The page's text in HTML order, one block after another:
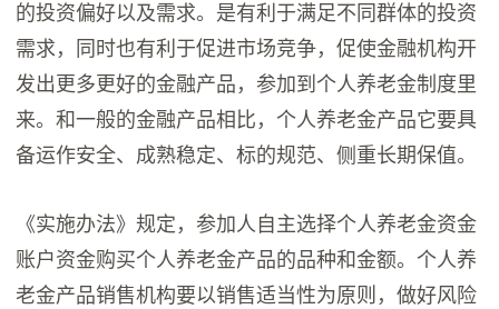
的投资偏好以及需求。是有利于满足不同群体的投资
需求，同时也有利于促进市场竞争，促使金融机构开
发出更多更好的金融产品，参加到个人养老金制度里
来。和一般的金融产品相比，个人养老金产品它要具
备运作安全、成熟稳定、标的规范、侧重长期保值。
《实施办法》规定，参加人自主选择个人养老金资金
账户资金购买个人养老金产品的品种和金额。个人养
老金产品销售机构要以销售适当性为原则，做好风险